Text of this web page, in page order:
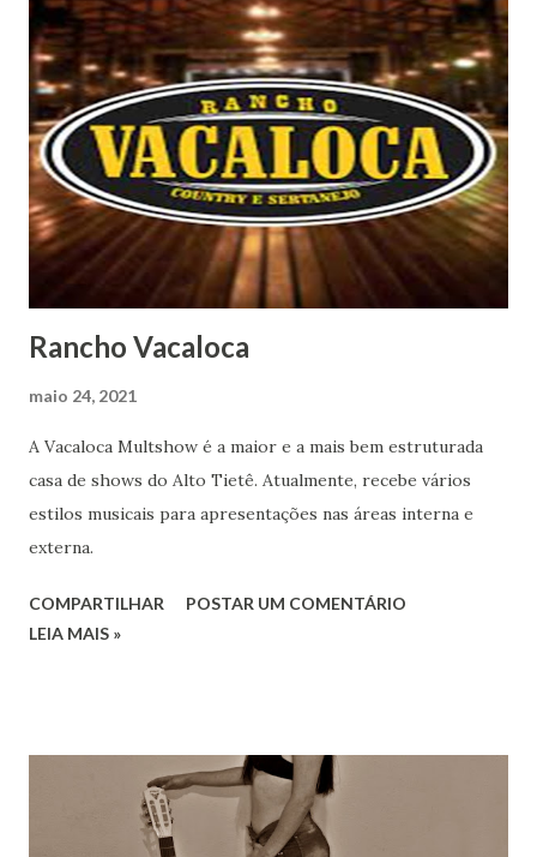
Rancho Vacaloca
maio 24, 2021
A Vacaloca Multshow é a maior e a mais bem estruturada
casa de shows do Alto Tietê. Atualmente, recebe vários
estilos musicais para apresentações nas áreas interna e
externa.
COMPARTILHAR
POSTAR UM COMENTÁRIO
LEIA MAIS »